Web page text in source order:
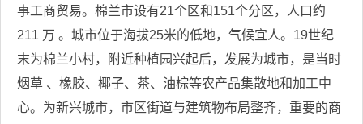
事工商贸易。棉兰市设有21个区和151个分区，人口约
211 万 。城市位于海拔25米的低地，气候宜人。19世纪
末为棉兰小村，附近种植园兴起后，发展为城市，是当时
烟草 、橡胶、椰子、茶、油棕等农产品集散地和加工中
心。为新兴城市，市区街道与建筑物布局整齐，重要的商